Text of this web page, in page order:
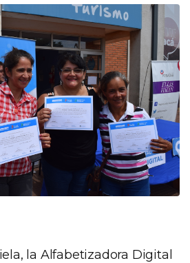
la Alfabetizadora Digital